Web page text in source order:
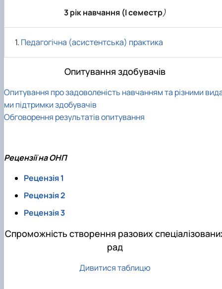
3 рік навчання (І семестр)
Педагогічна (асистентська) практика
Опитування здобувачів
Опитування про задоволеність навчанням та різними
ми підтримки здобувачів
Обговорення результатів опитування
Рецензії на ОНП
Рецензія 1
Рецензія 2
Рецензія 3
Спроможність створення разових
рад
Дивитися таблицю